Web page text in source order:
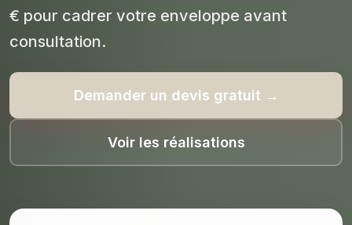
€ pour cadrer votre enveloppe avant
consultation.
Demander un devis gratuit →
Voir les réalisations